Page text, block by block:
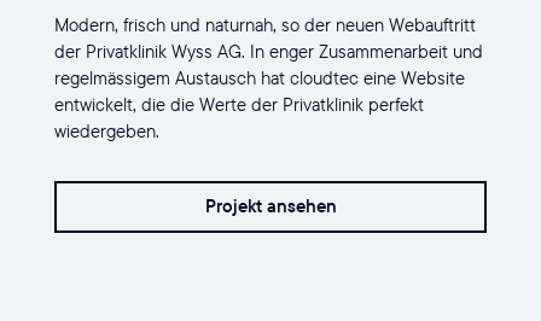
Modern, frisch und naturnah, so der neuen Webauftritt
der Privatklinik Wyss AG. In enger Zusammenarbeit und
regelmässigem Austausch hat cloudtec eine Website
entwickelt, die die Werte der Privatklinik perfekt
wiedergeben.
Projekt ansehen